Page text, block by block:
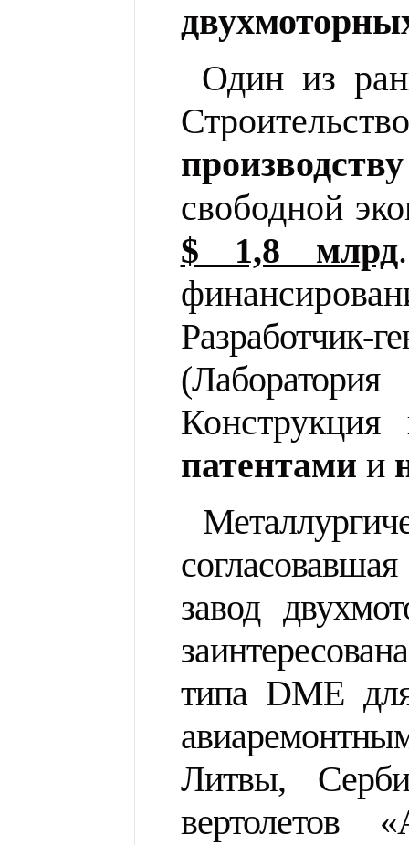
Один из
свободной
$ 1,8 млрд
патентами и
завод
типа DME
Литвы,
вертолетов